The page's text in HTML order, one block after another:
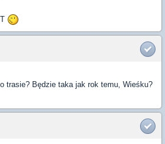
trasie? Będzie taka jak rok temu, Wieśku?